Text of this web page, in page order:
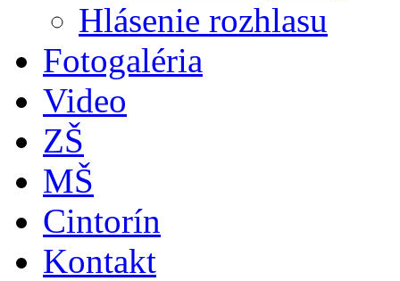
Hlásenie rozhlasu
Fotogaléria
Video
ZŠ
MŠ
Cintorín
Kontakt